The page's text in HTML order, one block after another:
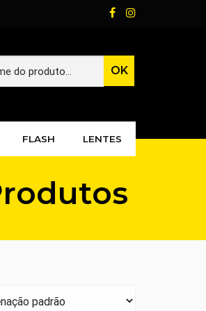
FLASH LENTES